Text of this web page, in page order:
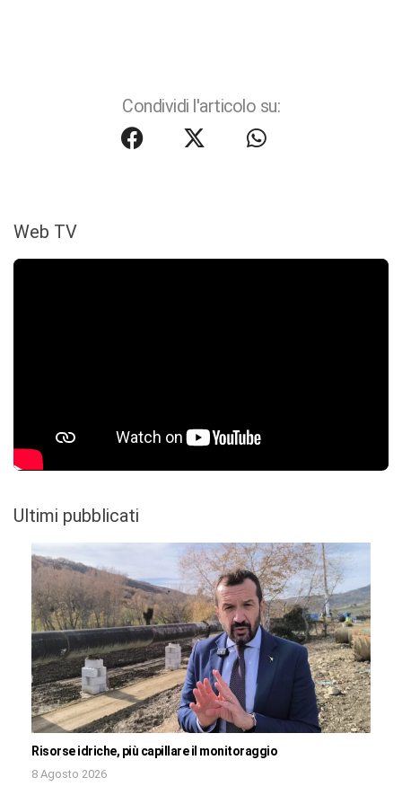
Condividi l'articolo su:
Web TV
Ultimi pubblicati
Risorse idriche, più capillare il monitoraggio
8 Agosto 2026